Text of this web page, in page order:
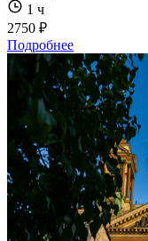
1 ч
2750 ₽
Подробнее